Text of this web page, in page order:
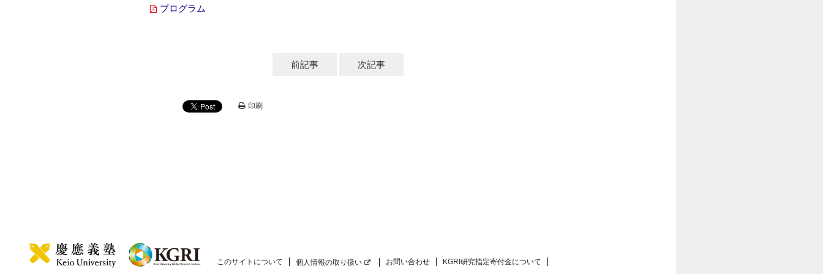
プログラム
前記事 次記事
印刷
このサイトについて 個人情報の取り扱い お問い合わせ KGRI研究指定寄付金について